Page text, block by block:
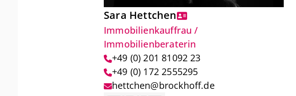
Sara Hettchen
Immobilienkauffrau /
Immobilienberaterin
+49 (0) 201 81092 23
+49 (0) 172 2555295
hettchen@brockhoff.de